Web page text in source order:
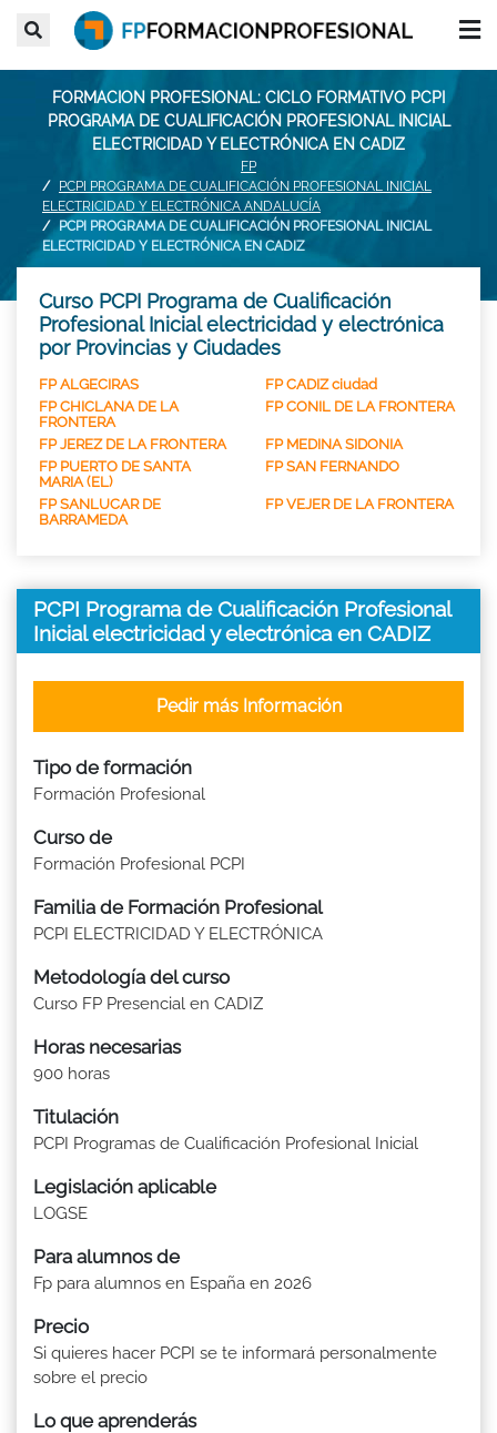
FORMACION PROFESIONAL: CICLO FORMATIVO PCPI
PROGRAMA DE CUALIFICACIÓN PROFESIONAL INICIAL
ELECTRICIDAD Y ELECTRÓNICA EN CADIZ
FP
PCPI PROGRAMA DE CUALIFICACIÓN PROFESIONAL INICIAL
ELECTRICIDAD Y ELECTRÓNICA ANDALUCÍA
PCPI PROGRAMA DE CUALIFICACIÓN PROFESIONAL INICIAL
ELECTRICIDAD Y ELECTRÓNICA EN CADIZ
Curso PCPI Programa de Cualificación
Profesional Inicial electricidad y electrónica
por Provincias y Ciudades
FP ALGECIRAS
FP CADIZ ciudad
FP CHICLANA DE LA
FRONTERA
FP CONIL DE LA FRONTERA
FP JEREZ DE LA FRONTERA
FP MEDINA SIDONIA
FP PUERTO DE SANTA
MARIA (EL)
FP SAN FERNANDO
FP SANLUCAR DE
BARRAMEDA
FP VEJER DE LA FRONTERA
PCPI Programa de Cualificación Profesional
Inicial electricidad y electrónica en CADIZ
Tipo de formación
Formación Profesional
Curso de
Formación Profesional PCPI
Familia de Formación Profesional
PCPI ELECTRICIDAD Y ELECTRÓNICA
Metodología del curso
Curso FP Presencial en CADIZ
Horas necesarias
900 horas
Titulación
PCPI Programas de Cualificación Profesional Inicial
Legislación aplicable
LOGSE
Para alumnos de
Fp para alumnos en España en 2026
Precio
Si quieres hacer PCPI se te informará personalmente
sobre el precio
Pedir más Información
Lo que aprenderás